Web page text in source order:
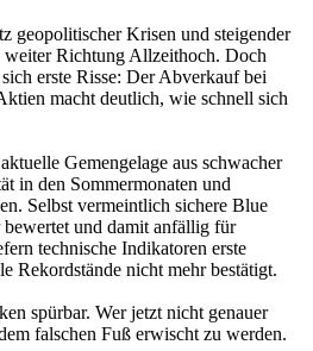
geopolitischer Krisen und steigender
weiter Richtung Allzeithoch. Doch
erste Risse: Der Abverkauf bei
macht deutlich, wie schnell sich
Gemengelage aus schwacher
in den Sommermonaten und
Selbst vermeintlich sichere Blue
und damit anfällig für
technische Indikatoren erste
Rekordstände nicht mehr bestätigt.
spürbar. Wer jetzt nicht genauer
falschen Fuß erwischt zu werden.